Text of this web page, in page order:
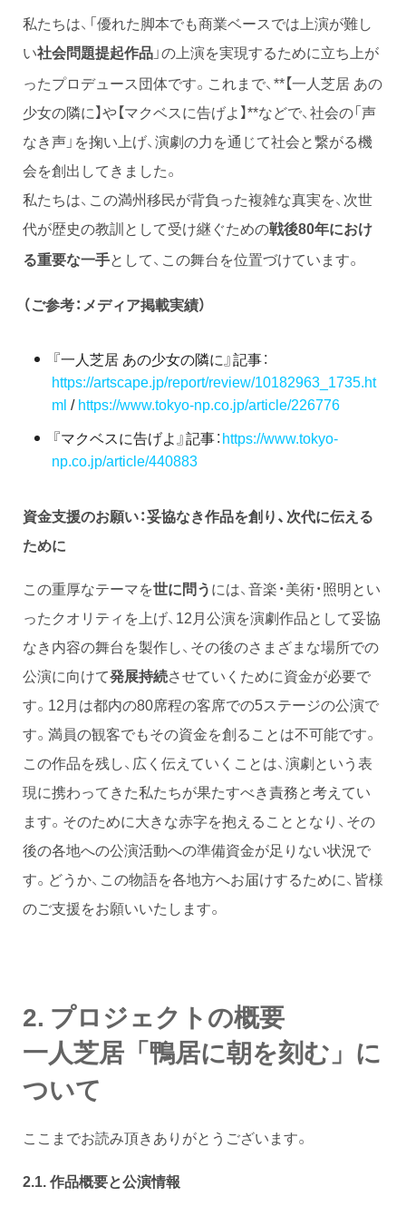
私たちは、「優れた脚本でも商業ベースでは上演が難し
い社会問題提起作品 」の上演を実現するために立ち上が
ったプロデュース団体です。これまで、**【一人芝居 あの
少女の隣に】や【マクベスに告げよ】**などで、社会の「声
なき声」を掬い上げ、演劇の力を通じて社会と繋がる機
会を創出してきました。
私たちは、この満州移民が背負った複雑な真実を、次世
代が歴史の教訓として受け継ぐための戦後80年におけ
る重要な一手として、この舞台を位置づけています。
（ご参考：メディア掲載実績）
『一人芝居 あの少女の隣に』記事：
https://artscape.jp/report/review/10182963_1735.ht
ml /https://www.tokyo-np.co.jp/article/226776
『マクベスに告げよ』記事：https://www.tokyo-
np.co.jp/article/440883
資金支援のお願い：妥協なき作品を創り、次代に伝える
ために
この重厚なテーマを世に問うには、音楽・美術・照明とい
ったクオリティを上げ、12月公演を演劇作品として妥協
なき内容の舞台を製作し、その後のさまざまな場所での
公演に向けて発展持続させていくために資金が必要で
す。12月は都内の80席程の客席での5ステージの公演で
す。満員の観客でもその資金を創ることは不可能です。
この作品を残し、広く伝えていくことは、演劇という表
現に携わってきた私たちが果たすべき責務と考えてい
ます。そのために大きな赤字を抱えることとなり、その
後の各地への公演活動への準備資金が足りない状況で
す。どうか、この物語を各地方へお届けするために、皆様
のご支援をお願いいたします。
2. プロジェクトの概要
一人芝居「鴨居に朝を刻む」に
ついて
ここまでお読み頂きありがとうございます。
2.1. 作品概要と公演情報